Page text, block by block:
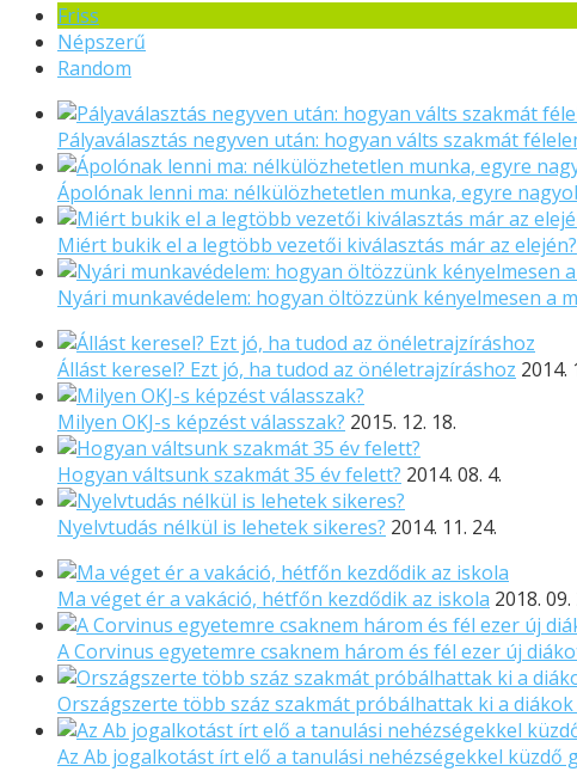
Friss
Népszerű
Random
Pályaválasztás negyven után: hogyan válts szakmát
Ápolónak lenni ma: nélkülözhetetlen munka, egyre
Miért bukik el a legtöbb vezetői kiválasztás már az elején?
Nyári munkavédelem: hogyan öltözzünk kényelmesen a
Állást keresel? Ezt jó, ha tudod az önéletrajzíráshoz 2014.
Milyen OKJ-s képzést válasszak? 2015. 12. 18.
Hogyan váltsunk szakmát 35 év felett? 2014. 08. 4.
Nyelvtudás nélkül is lehetek sikeres? 2014. 11. 24.
Ma véget ér a vakáció, hétfőn kezdődik az iskola 2018. 09.
A Corvinus egyetemre csaknem három és fél ezer új
Országszerte több száz szakmát próbálhattak ki a diákok
Az Ab jogalkotást írt elő a tanulási nehézségekkel küzdő